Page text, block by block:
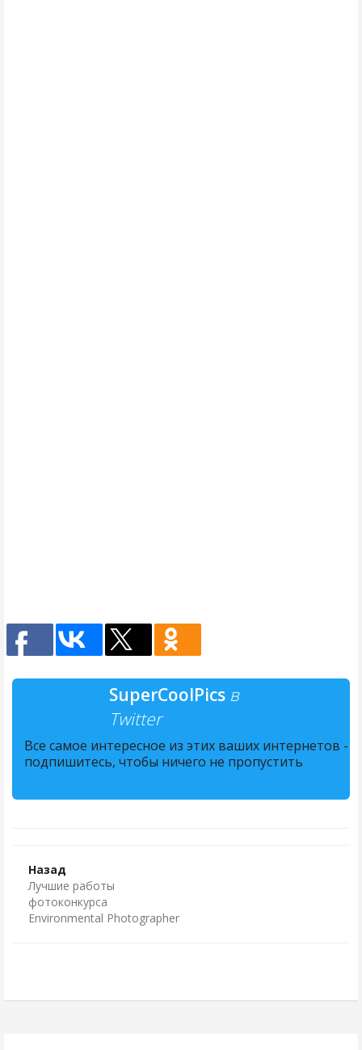
SuperCoolPics в
Twitter
Все самое интересное из этих ваших интернетов -
подпишитесь, чтобы ничего не пропустить
Назад
Лучшие работы
фотоконкурса
Environmental Photographer